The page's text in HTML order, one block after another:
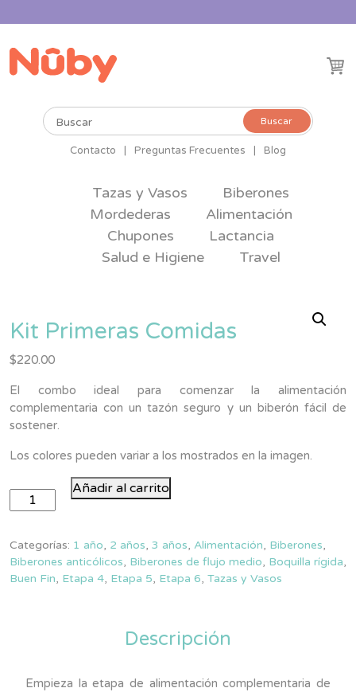
Buscar
Buscar
Contacto Preguntas Frecuentes Blog
Tazas y Vasos
Biberones
Mordederas
Alimentación
Chupones
Lactancia
Salud e Higiene
Travel
Kit Primeras Comidas
$220.00
El combo ideal para comenzar la alimentación
complementaria con un tazón seguro y un biberón fácil de
sostener.
Los colores pueden variar a los mostrados en la imagen.
Kit
Primeras
cantidad
Añadir al carrito
Categorías: 1 año, 2 años, 3 años, Alimentación, Biberones,
Biberones anticólicos, Biberones de flujo medio, Boquilla rígida,
Buen Fin, Etapa 4, Etapa 5, Etapa 6, Tazas y Vasos
Descripción
Empieza la etapa de alimentación complementaria de